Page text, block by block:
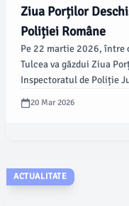
Ziua Porților
Poliției Române
Pe 22 martie 2026, între
Tulcea va găzdui Ziua
Inspectoratul de Poliție
Poliției Române.
oferind oportunitatea de
20 Mar 2026
ACTUALITATE